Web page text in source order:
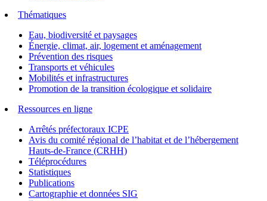
Thématiques
Eau, biodiversité et paysages
Énergie, climat, air, logement et aménagement
Prévention des risques
Transports et véhicules
Mobilités et infrastructures
Promotion de la transition écologique et solidaire
Ressources en ligne
Arrêtés préfectoraux ICPE
Avis du comité régional de l’habitat et de l’hébergement
Hauts-de-France (CRHH)
Téléprocédures
Statistiques
Publications
Cartographie et données SIG